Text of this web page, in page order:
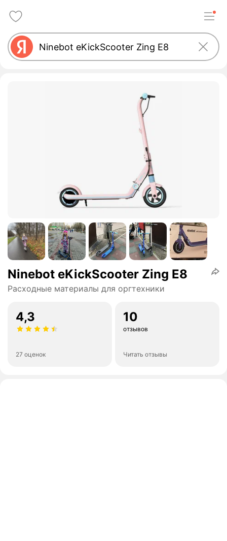
Ninebot eKickScooter Zing E8
Расходные материалы для оргтехники
4,3
27 оценок
10
отзывов
Читать отзывы